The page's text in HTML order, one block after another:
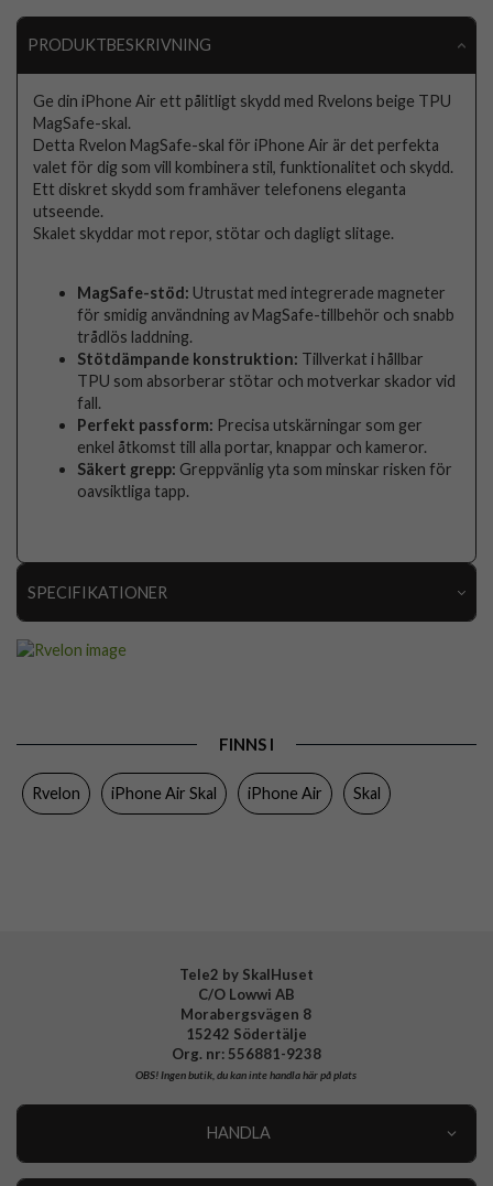
PRODUKTBESKRIVNING
Ge din iPhone Air ett pålitligt skydd med Rvelons beige TPU
MagSafe-skal.
Detta Rvelon MagSafe-skal för iPhone Air är det perfekta
valet för dig som vill kombinera stil, funktionalitet och skydd.
Ett diskret skydd som framhäver telefonens eleganta
utseende.
Skalet skyddar mot repor, stötar och dagligt slitage.
MagSafe-stöd: Utrustat med integrerade magneter
för smidig användning av MagSafe-tillbehör och snabb
trådlös laddning.
Stötdämpande konstruktion: Tillverkat i hållbar
TPU som absorberar stötar och motverkar skador vid
fall.
Perfekt passform: Precisa utskärningar som ger
enkel åtkomst till alla portar, knappar och kameror.
Säkert grepp: Greppvänlig yta som minskar risken för
oavsiktliga tapp.
SPECIFIKATIONER
MagSafe-kompatibel, Stöttålig
Färg
FINNS I
Rvelon iPhone Air Skal iPhone Air Skal
Tele2 by SkalHuset
C/O Lowwi AB
Morabergsvägen 8
15242 Södertälje
Org. nr: 556881-9238
OBS!Ingen butik, du kan inte handla här på plats
HANDLA